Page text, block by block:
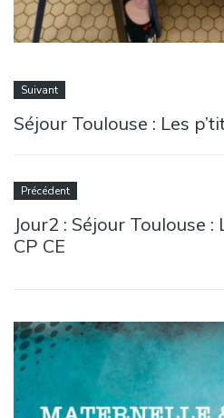
Suivant
Séjour Toulouse : Les
Précédent
Jour2 : Séjour Toulouse :
CP CE